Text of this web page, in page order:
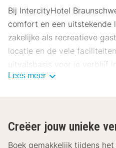
Bij IntercityHotel
comfort en een uitstekende
zakelijke als recreatieve
locatie en de vele
uitvalsbasis voor je verblijf
regio kunt verkennen.
de historische binnenstad
Lees meer
Creëer jouw unieke
Boek gemakkelijk tijdens